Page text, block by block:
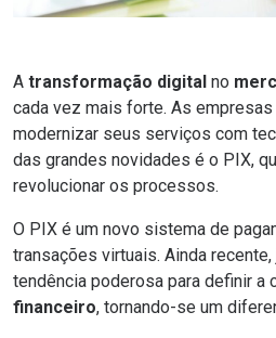
A transformação digital no
cada vez mais forte. As
modernizar seus serviços com
das grandes novidades é o PIX,
revolucionar os processos.
O PIX é um novo sistema de
transações virtuais. Ainda
tendência poderosa para definir a
financeiro, tornando-se um